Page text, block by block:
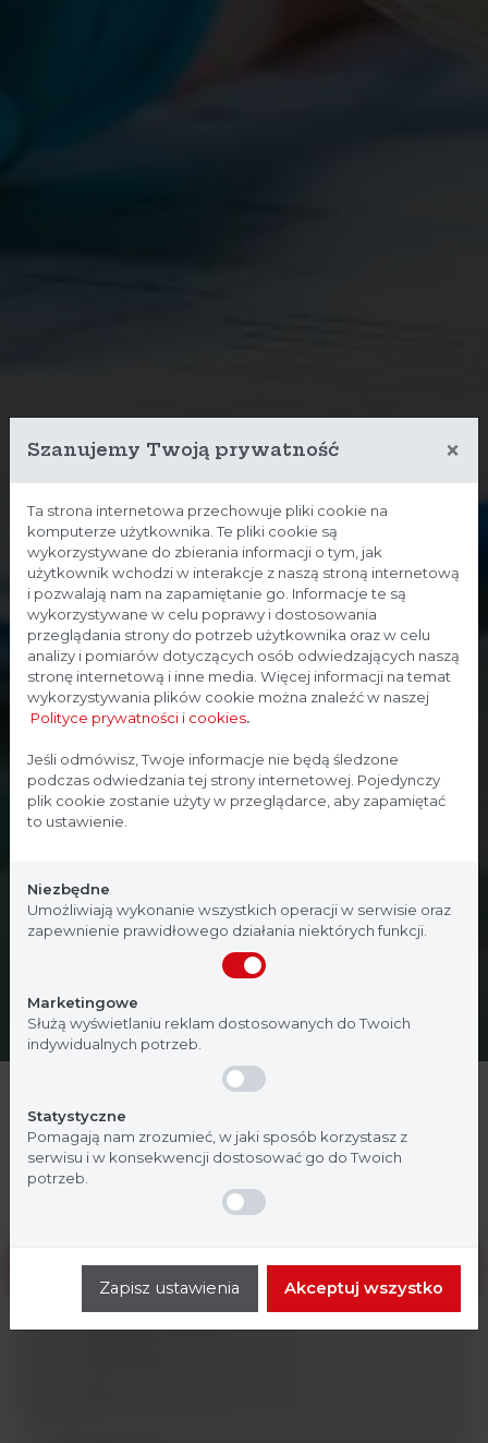
Analityka ogólna
Badania molekularne
Hematologia
Materiały zużywalne
Strona przeznaczona dla
profesjonalistów
przeznaczone dla profesjonalistów z branży
medycznej. Potwierdź, że jesteś profesjonalistą:
Nie jestem
Szanujemy Twoją prywatność ×
Ta strona internetowa przechowuje pliki cookie na
komputerze użytkownika. Te pliki cookie są
wykorzystywane do zbierania informacji o tym, jak
użytkownik wchodzi w interakcje z naszą stroną internetową
i pozwalają nam na zapamiętanie go. Informacje te są
wykorzystywane w celu poprawy i dostosowania
przeglądania strony do potrzeb użytkownika oraz w celu
analizy i pomiarów dotyczących osób odwiedzających naszą
stronę internetową i inne media. Więcej informacji na temat
wykorzystywania plików cookie można znaleźć w naszej
Polityce prywatności i cookies.
Jeśli odmówisz, Twoje informacje nie będą śledzone
podczas odwiedzania tej strony internetowej. Pojedynczy
plik cookie zostanie użyty w przeglądarce, aby zapamiętać
to ustawienie.
Niezbędne
Umożliwiają wykonanie wszystkich operacji w serwisie oraz
zapewnienie prawidłowego działania niektórych funkcji.
Marketingowe
Służą wyświetlaniu reklam dostosowanych do Twoich
indywidualnych potrzeb.
Statystyczne
Pomagają nam zrozumieć, w jaki sposób korzystasz z
serwisu i w konsekwencji dostosować go do Twoich
potrzeb.
Zapisz ustawienia Akceptuj wszystko